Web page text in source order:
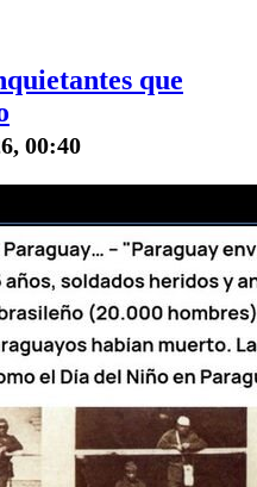
que
00:40